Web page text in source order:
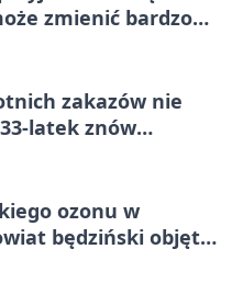
zmienić bardzo
zakazów nie
latek znów
ozonu w
będziński objęty